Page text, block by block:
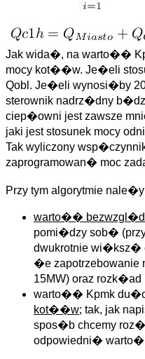
Jak wida�, na warto��
mocy kot��w. Je�eli
Qobl. Je�eli wynosi�by
sterownik nadrz�dny
ciep�owni jest zawsze
jaki jest stosunek mocy
Tak wyliczony
zaprogramowan� moc
Przy tym algorytmie
warto��
pomi�dzy sob�
dwukrotnie wi�ksz�
�e zapotrzebowanie
15MW) oraz
warto�� Kpmk du�o
kot��w; tak, jak
spos�b chcemy
odpowiedni�